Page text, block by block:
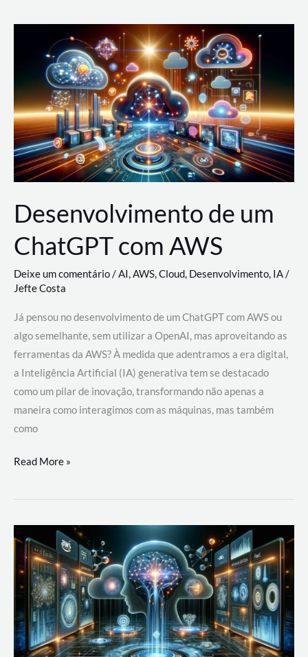
Nuvem:
Google
Cloud,
AWS
e
Azure
Desenvolvimento de um
ChatGPT com AWS
Deixe um comentário/AI,AWS,Cloud, Desenvolvimento, IA/
Jefte Costa
Já pensou no desenvolvimento de um ChatGPT com AWS ou
algo semelhante, sem utilizar a OpenAI, mas aproveitando as
ferramentas da AWS? À medida que adentramos a era digital,
a Inteligência Artificial (IA) generativa tem se destacado
como um pilar de inovação, transformando não apenas a
maneira como interagimos com as máquinas, mas também
como
Desenvolvimento
um
com
AWS
Read More »